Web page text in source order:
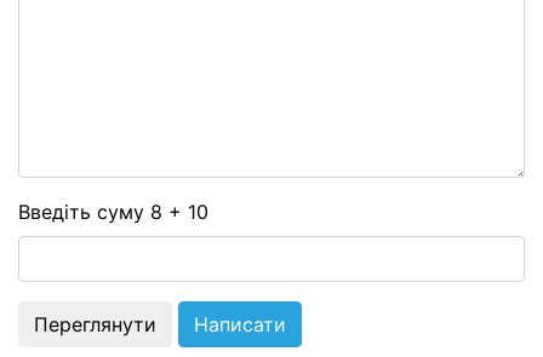
Введіть суму 8 + 10